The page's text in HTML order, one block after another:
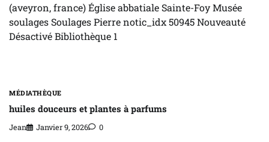
(aveyron, france) Église abbatiale Sainte-Foy Musée
soulages Soulages Pierre notic_idx 50945 Nouveauté
Désactivé Bibliothèque 1
MÉDIATHÈQUE
huiles douceurs et plantes à parfums
Jean Janvier 9, 2026 0